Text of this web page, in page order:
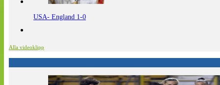
USA- England 1-0
Alla videoklipp